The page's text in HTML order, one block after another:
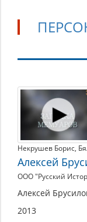
Некрушев Борис,
Алексей
ООО "Русский
Алексей
2013